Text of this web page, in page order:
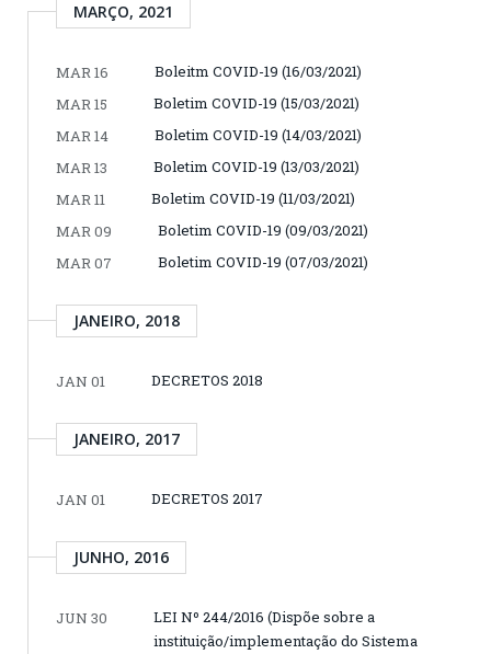
MARÇO, 2021
MAR 16
Boleitm COVID-19 (16/03/2021)
MAR 15
Boletim COVID-19 (15/03/2021)
MAR 14
Boletim COVID-19 (14/03/2021)
MAR 13
Boletim COVID-19 (13/03/2021)
MAR 11
Boletim COVID-19 (11/03/2021)
MAR 09
Boletim COVID-19 (09/03/2021)
MAR 07
Boletim COVID-19 (07/03/2021)
JANEIRO, 2018
JAN 01 DECRETOS 2018
JANEIRO, 2017
JAN 01 DECRETOS 2017
JUNHO, 2016
JUN 30
LEI Nº 244/2016 (Dispõe sobre a
instituição/implementação do Sistema